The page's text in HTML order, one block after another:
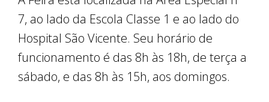
7, ao lado da Escola Classe 1 e ao lado do
Hospital São Vicente. Seu horário de
funcionamento é das 8h às 18h, de terça a
sábado, e das 8h às 15h, aos domingos.